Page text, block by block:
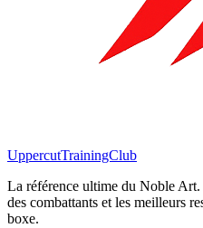
UppercutTrainingClub
La référence ultime du Noble
des combattants et les meilleurs
boxe.